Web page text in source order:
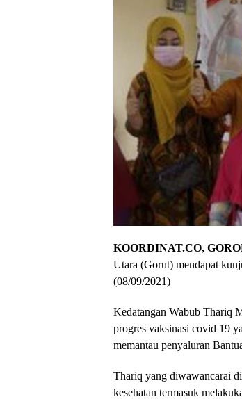
KOORDINAT.CO,
Utara (Gorut) mendapat
(08/09/2021)
Kedatangan Wabub Thariq
progres vaksinasi covid 19
memantau penyaluran
Thariq yang diwawancarai
kesehatan termasuk